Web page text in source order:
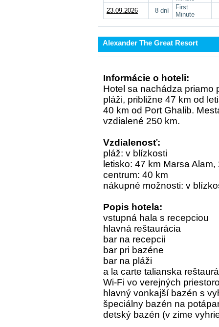
23.09.2026
8 dní
First
Minute
Alexander The Great Resort
Informácie o hoteli:
Hotel sa nachádza priamo
pláži, približne 47 km od
40 km od Port Ghalib.
vzdialené 250 km.
Vzdialenosť:
pláž: v blízkosti
letisko: 47 km Marsa
centrum: 40 km
nákupné možnosti: v
Popis hotela:
vstupná hala s recepciou
hlavná reštaurácia
bar na recepcii
bar pri bazéne
bar na pláži
a la carte talianska
Wi-Fi vo verejných
hlavný vonkajší bazén s
špeciálny bazén na
detský bazén (v zime